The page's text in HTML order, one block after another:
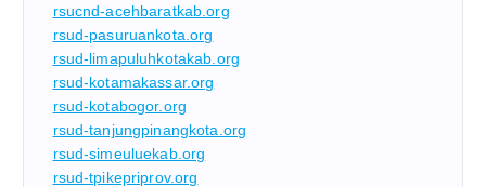
rsucnd-acehbaratkab.org
rsud-pasuruankota.org
rsud-limapuluhkotakab.org
rsud-kotamakassar.org
rsud-kotabogor.org
rsud-tanjungpinangkota.org
rsud-simeuluekab.org
rsud-tpikepriprov.org